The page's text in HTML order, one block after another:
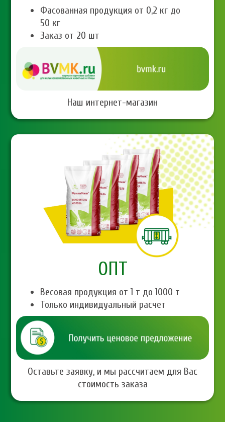
Фасованная продукция от 0,2 кг до
50 кг
Заказ от 20 шт
Наш интернет-магазин
ОПТ
Весовая продукция от 1 т до 1000 т
Только индивидуальный расчет
Оставьте заявку, и мы рассчитаем для Вас
стоимость заказа